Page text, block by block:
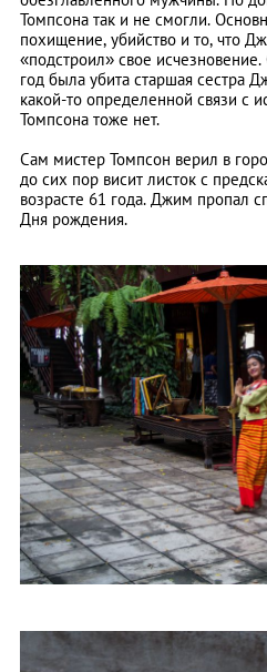
Томпсона так и не смогли.
похищение, убийство и то, что
«подстроил» свое исчезновение.
год была убита старшая сестра
какой-то определенной связи с
Томпсона тоже нет.
Сам мистер Томпсон верил в
до сих пор висит листок с
возрасте 61 года. Джим пропал
Дня рождения.